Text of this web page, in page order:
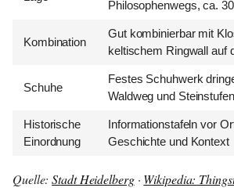
Philosophenwegs, ca.
Kombination
Gut kombinierbar mit
keltischem Ringwall auf
Schuhe
Festes Schuhwerk
Waldweg und Steinstufen
Historische
Einordnung
Informationstafeln vor
Geschichte und Kontext
Quelle:Stadt Heidelberg· Wikipedia: